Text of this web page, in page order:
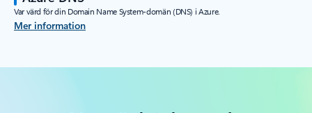
Var värd för din Domain Name System-domän (DNS) i Azure.
Mer information